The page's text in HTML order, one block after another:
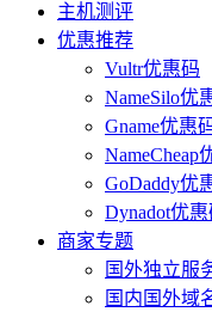
主机测评
优惠推荐
Vultr优惠码
NameSilo优
Gname优惠
NameCheap
GoDaddy优
Dynadot优惠
商家专题
国外独立服
国内国外域